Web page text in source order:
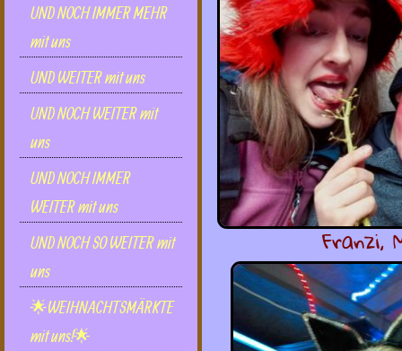
UND NOCH IMMER MEHR
mit uns
UND WEITER mit uns
UND NOCH WEITER mit
uns
UND NOCH IMMER
WEITER mit uns
UND NOCH SO WEITER mit
uns
🌟WEIHNACHTSMÄRKTE
mit uns!🌟
Franzi,